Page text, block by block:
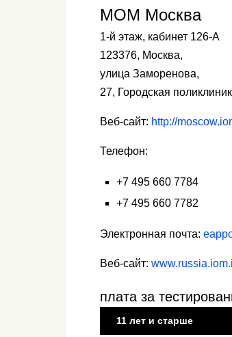
МОМ Москва
1-й этаж, кабинет 126-А
123376, Москва,
улица Заморенова,
27, Городская
Веб-сайт: http://
Телефон:
+7 495 660 7784
+7 495 660 7782
Электронная почта:
Веб-сайт:
плата за
11 лет и старше